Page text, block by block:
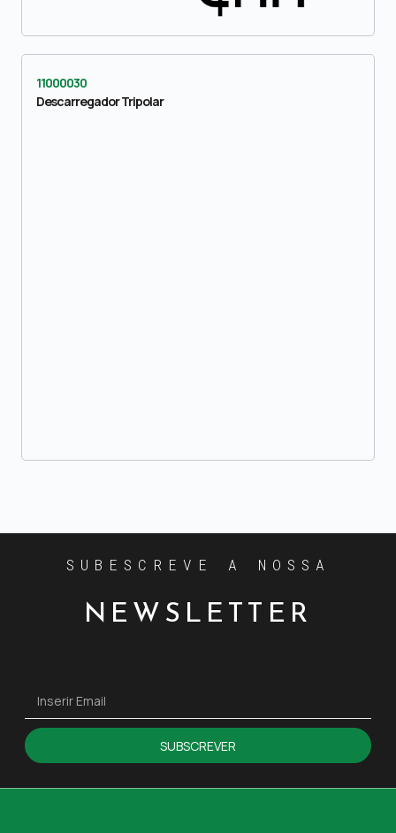
11000030
Descarregador Tripolar
SUBESCREVE A NOSSA
NEWSLETTER
SUBSCREVER